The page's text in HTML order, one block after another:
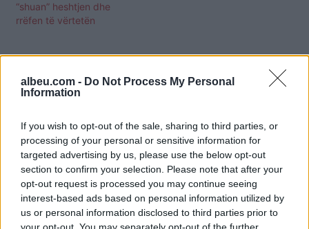
albeu.com - Do Not Process My Personal
Information
If you wish to opt-out of the sale, sharing to third parties, or
processing of your personal or sensitive information for
targeted advertising by us, please use the below opt-out
section to confirm your selection. Please note that after your
opt-out request is processed you may continue seeing
interest-based ads based on personal information utilized by
us or personal information disclosed to third parties prior to
“shuan” heshtjen dhe
rrëfen të vërtetën